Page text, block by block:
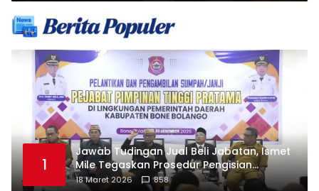
1
Jawab Tudingan Jual Beli Jabatan, Ismet
Mile Tegaskan Prosedur Pengisian
Jabatan
18 Maret 2026 858